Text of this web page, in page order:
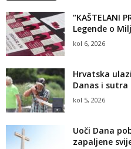
“KAŠTELANI
Legende o
kol 6, 2026
Hrvatska
Danas i
kol 5, 2026
Uoči Dana
zapaljene